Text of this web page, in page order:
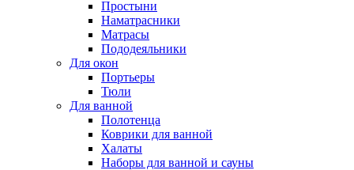
Простыни
Наматрасники
Матрасы
Пододеяльники
Для окон
Портьеры
Тюли
Для ванной
Полотенца
Коврики для ванной
Халаты
Наборы для ванной и сауны